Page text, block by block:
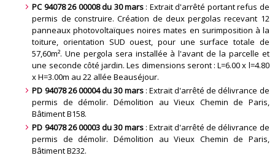
PC 94078 26 00008 du 30 mars : Extrait d'arrêté portant refus de
permis de construire. Création de deux pergolas recevant 12
panneaux photovoltaïques noires mates en surimposition à la
toiture, orientation SUD ouest, pour une surface totale de
57,60m². Une pergola sera installée à l'avant de la parcelle et
une seconde côté jardin. Les dimensions seront : L=6.00 x l=4.80
x H=3.00m au 22 allée Beauséjour.
PD 94078 26 00004 du 30 mars : Extrait d'arrêté de délivrance de
permis de démolir. Démolition au Vieux Chemin de Paris,
Bâtiment B158.
PD 94078 26 00003 du 30 mars : Extrait d'arrêté de délivrance de
permis de démolir. Démolition au Vieux Chemin de Paris,
Bâtiment B232.